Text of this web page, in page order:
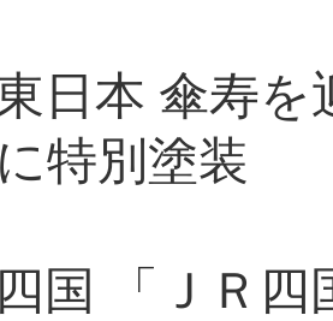
日本 傘寿
特別塗装
国 「ＪＲ